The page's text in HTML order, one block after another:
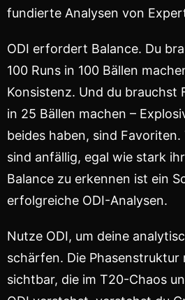
fundierte Analysen von
ODI erfordert Balance. Du
100 Runs in 100 Bällen
Konsistenz. Und du brauchst
in 25 Bällen machen –
beides haben, sind
sind anfällig, egal wie stark
Balance zu erkennen ist ein
erfolgreiche ODI-Analysen.
Nutze ODI, um deine
schärfen. Die Phasenstruktur
sichtbar, die im T20-Chaos